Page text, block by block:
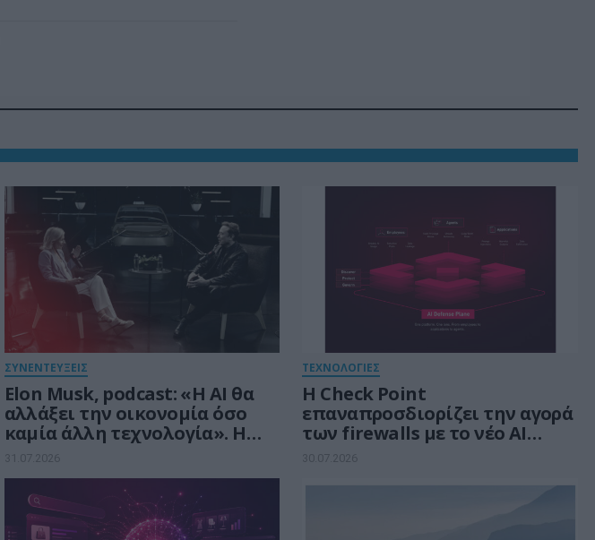
ΣΥΝΕΝΤΕΥΞΕΙΣ
Elon Musk, podcast: «Η AI θα
αλλάξει την οικονομία όσο
καμία άλλη τεχνολογία». Η
εποχή της υπερνοημοσύνης
έρχεται.
31.07.2026
ΤΕΧΝΟΛΟΓΙΕΣ
Η Check Point
επαναπροσδιορίζει την αγορά
των firewalls με το νέο AI
Network Firewall, που
της Τεχνητής Νοημοσύνης σε
30.07.2026